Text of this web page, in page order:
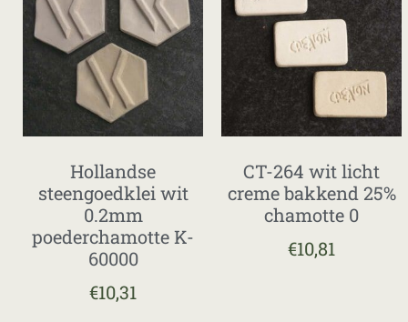
Hollandse
steengoedklei wit
0.2mm
poederchamotte K-
60000
€10,31
CT-264 wit licht
creme bakkend 25%
chamotte 0
€10,81